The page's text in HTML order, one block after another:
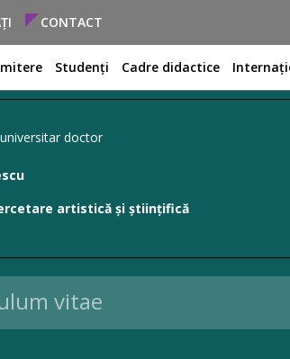
CONTACT
Studenți Cadre didactice
doctor
artistică și științifică
vitae